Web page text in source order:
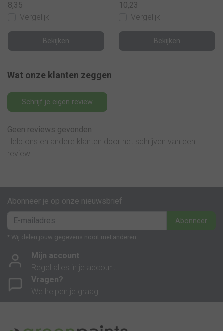
8,35
Vergelijk
Bekijken
10,23
Vergelijk
Bekijken
Wat onze klanten zeggen
Schrijf je eigen review
Geen reviews gevonden
Help ons en andere klanten door het schrijven van een
review
Abonneer je op onze nieuwsbrief
Abonneer
* Wij delen jouw gegevens nooit met anderen.
Mijn account
Regel alles in je account.
Vragen?
We helpen je graag.